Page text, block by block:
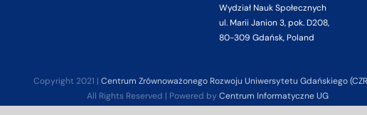
Wydział Nauk Społecznych
ul. Marii Janion 3, pok. D208,
80-309 Gdańsk, Poland
Copyright 2021 | Centrum Zrównoważonego Rozwoju Uniwersytetu Gdańskiego
All Rights Reserved | Powered by Centrum Informatyczne UG